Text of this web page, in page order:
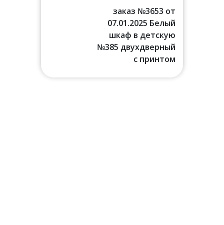
заказ №3653 от
07.01.2025 Белый
шкаф в детскую
№385 двухдверный
с принтом